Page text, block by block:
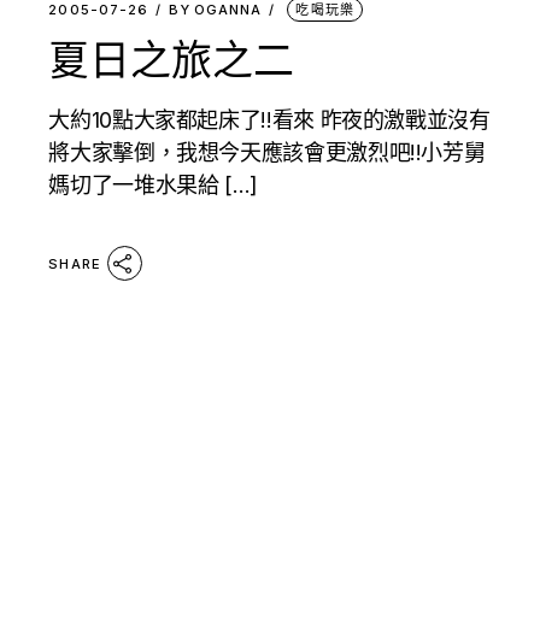
2005-07-26 BY OGANNA 吃喝玩樂
夏日之旅之二
大約10點大家都起床了!!看來 昨夜的激戰並沒有
將大家擊倒，我想今天應該會更激烈吧!!小芳舅
媽切了一堆水果給 […]
SHARE